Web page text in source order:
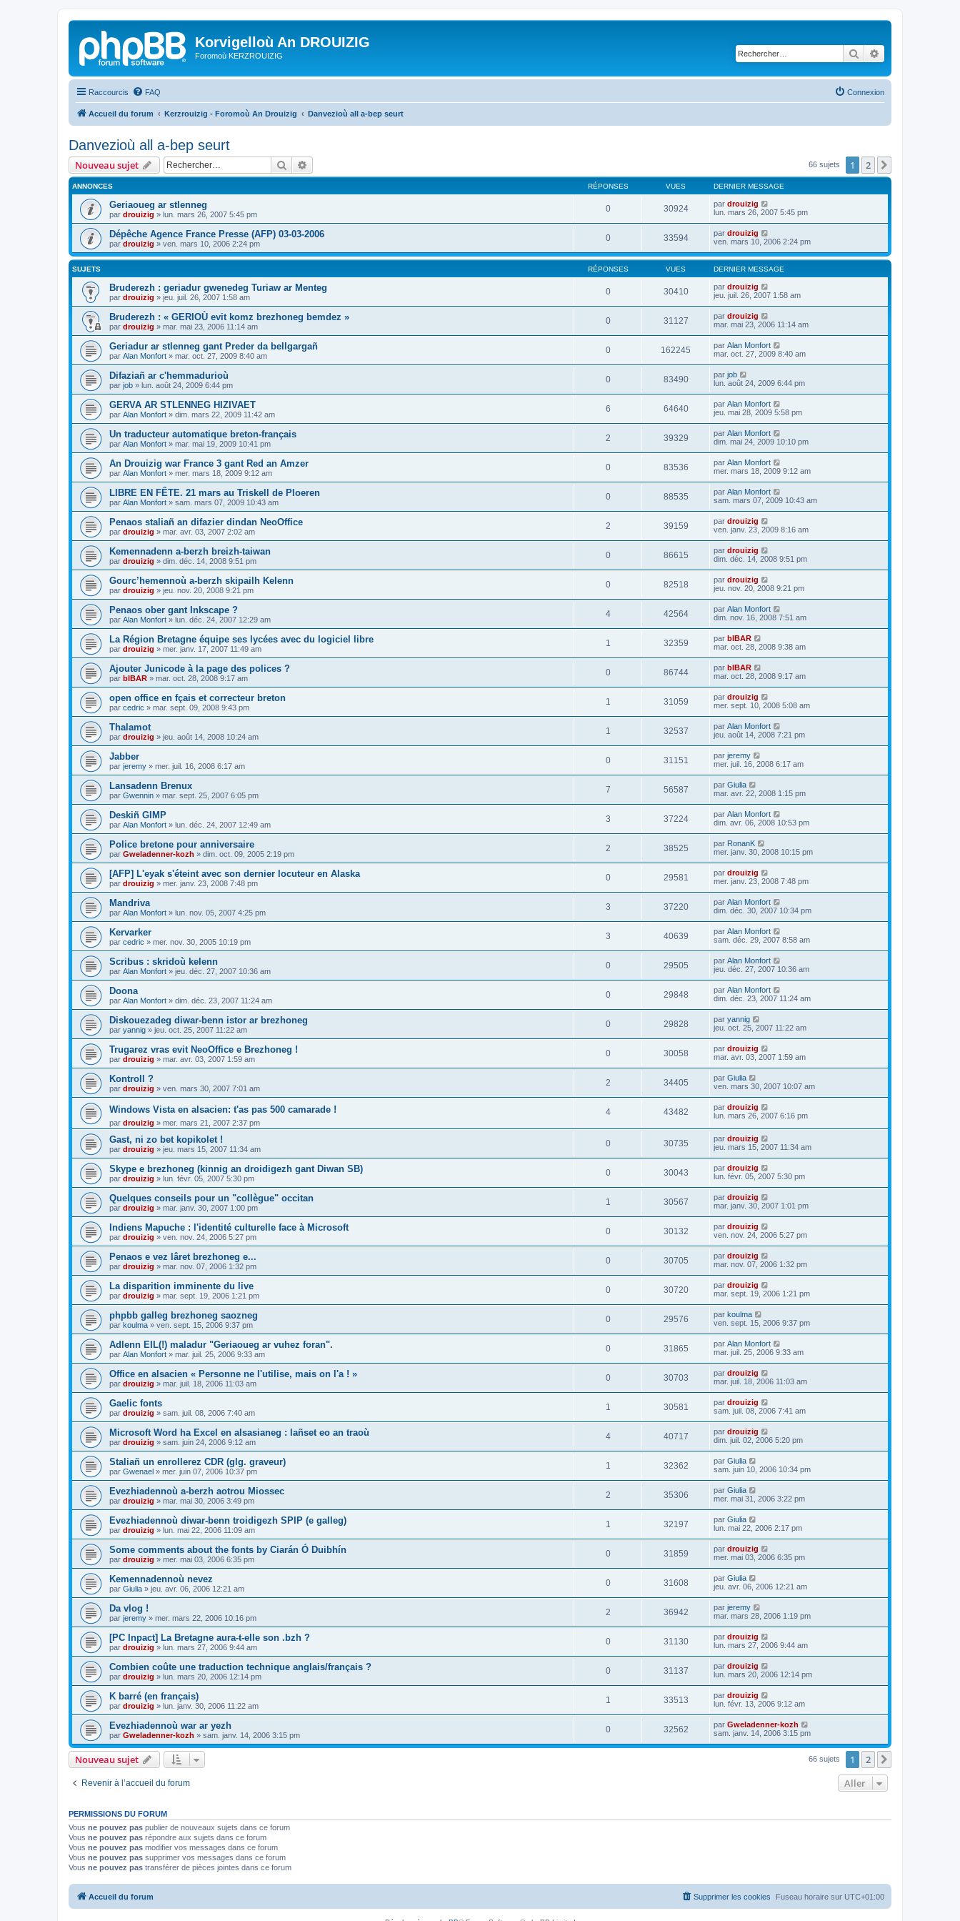
Korvigelloù An DROUIZIG
Foromoù KERZROUIZIG Rechercher
Raccourcis FAQ Connexion
Accueil du forum Kerzrouizig - Foromoù An Drouizig Danvezioù all a-bep seurt
Danvezioù all a-bep seurt
Nouveau sujet Rechercher 66 sujets 1 2
ANNONCES RÉPONSES VUES DERNIER MESSAGE
Geriaoueg ar stlenneg
par drouizig » lun. mars 26, 2007 5:45 pm
0 30924 par drouizig
lun. mars 26, 2007 5:45 pm
Dépêche Agence France Presse (AFP) 03-03-2006
par drouizig » ven. mars 10, 2006 2:24 pm
0 33594 par drouizig
ven. mars 10, 2006 2:24 pm
SUJETS RÉPONSES VUES DERNIER MESSAGE
Bruderezh : geriadur gwenedeg Turiaw ar Menteg
par drouizig » jeu. juil. 26, 2007 1:58 am
0 30410 par drouizig
jeu. juil. 26, 2007 1:58 am
Bruderezh : « GERIOÙ evit komz brezhoneg bemdez »
par drouizig » mar. mai 23, 2006 11:14 am
0 31127 par drouizig
mar. mai 23, 2006 11:14 am
Geriadur ar stlenneg gant Preder da bellgargañ
par Alan Monfort » mar. oct. 27, 2009 8:40 am
0 162245 par Alan Monfort
mar. oct. 27, 2009 8:40 am
Difaziañ ar c'hemmadurioù
par job » lun. août 24, 2009 6:44 pm
0 83490 par job
lun. août 24, 2009 6:44 pm
GERVA AR STLENNEG HIZIVAET
par Alan Monfort » dim. mars 22, 2009 11:42 am
6 64640 par Alan Monfort
jeu. mai 28, 2009 5:58 pm
Un traducteur automatique breton-français
par Alan Monfort » mar. mai 19, 2009 10:41 pm
2 39329 par Alan Monfort
dim. mai 24, 2009 10:10 pm
An Drouizig war France 3 gant Red an Amzer
par Alan Monfort » mer. mars 18, 2009 9:12 am
0 83536 par Alan Monfort
mer. mars 18, 2009 9:12 am
LIBRE EN FÊTE. 21 mars au Triskell de Ploeren
par Alan Monfort » sam. mars 07, 2009 10:43 am
0 88535 par Alan Monfort
sam. mars 07, 2009 10:43 am
Penaos staliañ an difazier dindan NeoOffice
par drouizig » mar. avr. 03, 2007 2:02 am
2 39159 par drouizig
ven. janv. 23, 2009 8:16 am
Kemennadenn a-berzh breizh-taiwan
par drouizig » dim. déc. 14, 2008 9:51 pm
0 86615 par drouizig
dim. déc. 14, 2008 9:51 pm
Gourc’hemennoù a-berzh skipailh Kelenn
par drouizig » jeu. nov. 20, 2008 9:21 pm
0 82518 par drouizig
jeu. nov. 20, 2008 9:21 pm
Penaos ober gant Inkscape ?
par Alan Monfort » lun. déc. 24, 2007 12:29 am
4 42564 par Alan Monfort
dim. nov. 16, 2008 7:51 am
La Région Bretagne équipe ses lycées avec du logiciel libre
par drouizig » mer. janv. 17, 2007 11:49 am
1 32359 par bIBAR
mar. oct. 28, 2008 9:38 am
Ajouter Junicode à la page des polices ?
par bIBAR » mar. oct. 28, 2008 9:17 am
0 86744 par bIBAR
mar. oct. 28, 2008 9:17 am
open office en fçais et correcteur breton
par cedric » mar. sept. 09, 2008 9:43 pm
1 31059 par drouizig
mer. sept. 10, 2008 5:08 am
Thalamot
par drouizig » jeu. août 14, 2008 10:24 am
1 32537 par Alan Monfort
jeu. août 14, 2008 7:21 pm
Jabber
par jeremy » mer. juil. 16, 2008 6:17 am
0 31151 par jeremy
mer. juil. 16, 2008 6:17 am
Lansadenn Brenux
par Gwennin » mar. sept. 25, 2007 6:05 pm
7 56587 par Giulia
mar. avr. 22, 2008 1:15 pm
Deskiñ GIMP
par Alan Monfort » lun. déc. 24, 2007 12:49 am
3 37224 par Alan Monfort
dim. avr. 06, 2008 10:53 pm
Police bretone pour anniversaire
par Gweladenner-kozh » dim. oct. 09, 2005 2:19 pm
2 38525 par RonanK
mer. janv. 30, 2008 10:15 pm
[AFP] L'eyak s'éteint avec son dernier locuteur en Alaska
par drouizig » mer. janv. 23, 2008 7:48 pm
0 29581 par drouizig
mer. janv. 23, 2008 7:48 pm
Mandriva
par Alan Monfort » lun. nov. 05, 2007 4:25 pm
3 37220 par Alan Monfort
dim. déc. 30, 2007 10:34 pm
Kervarker
par cedric » mer. nov. 30, 2005 10:19 pm
3 40639 par Alan Monfort
sam. déc. 29, 2007 8:58 am
Scribus : skridoù kelenn
par Alan Monfort » jeu. déc. 27, 2007 10:36 am
0 29505 par Alan Monfort
jeu. déc. 27, 2007 10:36 am
Doona
par Alan Monfort » dim. déc. 23, 2007 11:24 am
0 29848 par Alan Monfort
dim. déc. 23, 2007 11:24 am
Diskouezadeg diwar-benn istor ar brezhoneg
par yannig » jeu. oct. 25, 2007 11:22 am
0 29828 par yannig
jeu. oct. 25, 2007 11:22 am
Trugarez vras evit NeoOffice e Brezhoneg !
par drouizig » mar. avr. 03, 2007 1:59 am
0 30058 par drouizig
mar. avr. 03, 2007 1:59 am
Kontroll ?
par drouizig » ven. mars 30, 2007 7:01 am
2 34405 par Giulia
ven. mars 30, 2007 10:07 am
Windows Vista en alsacien: t'as pas 500 camarade !
par drouizig » mer. mars 21, 2007 2:37 pm
4 43482 par drouizig
lun. mars 26, 2007 6:16 pm
Gast, ni zo bet kopikolet !
par drouizig » jeu. mars 15, 2007 11:34 am
0 30735 par drouizig
jeu. mars 15, 2007 11:34 am
Skype e brezhoneg (kinnig an droidigezh gant Diwan SB)
par drouizig » lun. févr. 05, 2007 5:30 pm
0 30043 par drouizig
lun. févr. 05, 2007 5:30 pm
Quelques conseils pour un "collègue" occitan
par drouizig » mar. janv. 30, 2007 1:00 pm
1 30567 par drouizig
mar. janv. 30, 2007 1:01 pm
Indiens Mapuche : l'identité culturelle face à Microsoft
par drouizig » ven. nov. 24, 2006 5:27 pm
0 30132 par drouizig
ven. nov. 24, 2006 5:27 pm
Penaos e vez lâret brezhoneg e...
par drouizig » mar. nov. 07, 2006 1:32 pm
0 30705 par drouizig
mar. nov. 07, 2006 1:32 pm
La disparition imminente du live
par drouizig » mar. sept. 19, 2006 1:21 pm
0 30720 par drouizig
mar. sept. 19, 2006 1:21 pm
phpbb galleg brezhoneg saozneg
par koulma » ven. sept. 15, 2006 9:37 pm
0 29576 par koulma
ven. sept. 15, 2006 9:37 pm
Adlenn EIL(!) maladur "Geriaoueg ar vuhez foran".
par Alan Monfort » mar. juil. 25, 2006 9:33 am
0 31865 par Alan Monfort
mar. juil. 25, 2006 9:33 am
Office en alsacien « Personne ne l'utilise, mais on l'a ! »
par drouizig » mar. juil. 18, 2006 11:03 am
0 30703 par drouizig
mar. juil. 18, 2006 11:03 am
Gaelic fonts
par drouizig » sam. juil. 08, 2006 7:40 am
1 30581 par drouizig
sam. juil. 08, 2006 7:41 am
Microsoft Word ha Excel en alsasianeg : lañset eo an traoù
par drouizig » sam. juin 24, 2006 9:12 am
4 40717 par drouizig
dim. juil. 02, 2006 5:20 pm
Staliañ un enrollerez CDR (glg. graveur)
par Gwenael » mer. juin 07, 2006 10:37 pm
1 32362 par Giulia
sam. juin 10, 2006 10:34 pm
Evezhiadennoù a-berzh aotrou Miossec
par drouizig » mar. mai 30, 2006 3:49 pm
2 35306 par Giulia
mer. mai 31, 2006 3:22 pm
Evezhiadennoù diwar-benn troidigezh SPIP (e galleg)
par drouizig » lun. mai 22, 2006 11:09 am
1 32197 par Giulia
lun. mai 22, 2006 2:17 pm
Some comments about the fonts by Ciarán Ó Duibhín
par drouizig » mer. mai 03, 2006 6:35 pm
0 31859 par drouizig
mer. mai 03, 2006 6:35 pm
Kemennadennoù nevez
par Giulia » jeu. avr. 06, 2006 12:21 am
0 31608 par Giulia
jeu. avr. 06, 2006 12:21 am
Da vlog !
par jeremy » mer. mars 22, 2006 10:16 pm
2 36942 par jeremy
mar. mars 28, 2006 1:19 pm
[PC Inpact] La Bretagne aura-t-elle son .bzh ?
par drouizig » lun. mars 27, 2006 9:44 am
0 31130 par drouizig
lun. mars 27, 2006 9:44 am
Combien coûte une traduction technique anglais/français ?
par drouizig » lun. mars 20, 2006 12:14 pm
0 31137 par drouizig
lun. mars 20, 2006 12:14 pm
K barré (en français)
par drouizig » lun. janv. 30, 2006 11:22 am
1 33513 par drouizig
lun. févr. 13, 2006 9:12 am
Evezhiadennoù war ar yezh
par Gweladenner-kozh » sam. janv. 14, 2006 3:15 pm
0 32562 par Gweladenner-kozh
sam. janv. 14, 2006 3:15 pm
Nouveau sujet 66 sujets 1 2
Revenir à l’accueil du forum Aller
PERMISSIONS DU FORUM
Vous ne pouvez pas publier de nouveaux sujets dans ce forum
Vous ne pouvez pas répondre aux sujets dans ce forum
Vous ne pouvez pas modifier vos messages dans ce forum
Vous ne pouvez pas supprimer vos messages dans ce forum
Vous ne pouvez pas transférer de pièces jointes dans ce forum
Accueil du forum Fuseau horaire sur UTC+01:00
Supprimer les cookies